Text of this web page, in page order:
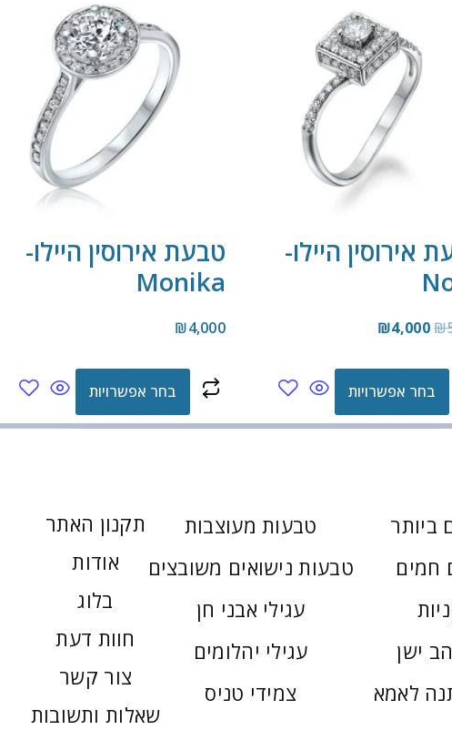
אירוסין היילו-
₪
₪4,000
בחר אפשרויות
טבעת אירוסין היילו-
Monika
₪4,000
בחר אפשרויות
ביותר
חמים
ישן
לאמא
טבעות מעוצבות
טבעות נישואים משובצים
עגילי אבני חן
עגילי יהלומים
צמידי טניס
תקנון האתר
אודות
בלוג
חוות דעת
צור קשר
שאלות ותשובות